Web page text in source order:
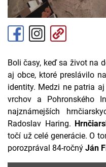
Boli časy, keď sa život na
aj obce, ktoré preslávilo
identity. Medzi ne patria
vrchov a Pohronského
najznámejších
Radoslav Haring.
točí už celé generácie. O
porozprával 84-ročný Ján